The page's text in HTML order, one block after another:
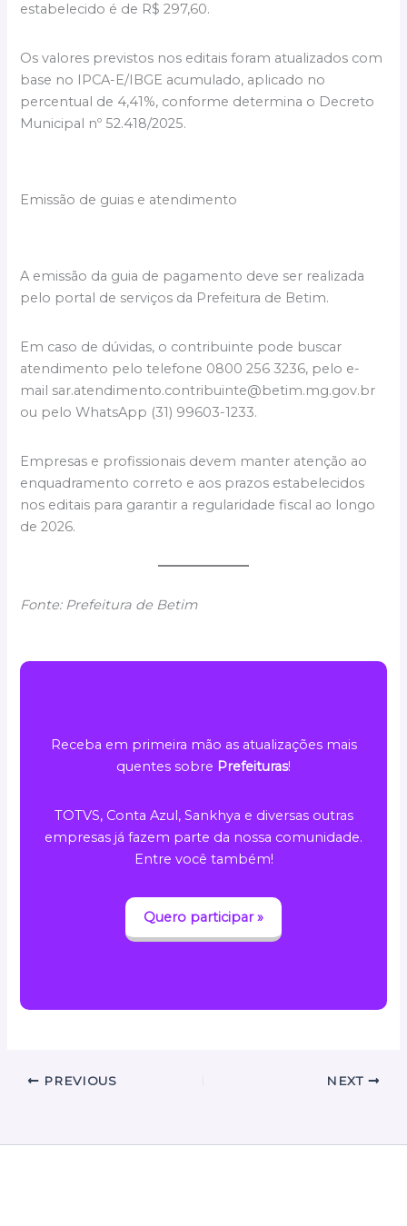
estabelecido é de R$ 297,60.
Os valores previstos nos editais foram atualizados com
base no IPCA-E/IBGE acumulado, aplicado no
percentual de 4,41%, conforme determina o Decreto
Municipal nº 52.418/2025.
Emissão de guias e atendimento
A emissão da guia de pagamento deve ser realizada
pelo portal de serviços da Prefeitura de Betim.
Em caso de dúvidas, o contribuinte pode buscar
atendimento pelo telefone 0800 256 3236, pelo e-
mail sar.atendimento.contribuinte@betim.mg.gov.br
ou pelo WhatsApp (31) 99603-1233.
Empresas e profissionais devem manter atenção ao
enquadramento correto e aos prazos estabelecidos
nos editais para garantir a regularidade fiscal ao longo
de 2026.
Fonte: Prefeitura de Betim
Receba em primeira mão as atualizações mais
quentes sobre Prefeituras!
TOTVS, Conta Azul, Sankhya e diversas outras
empresas já fazem parte da nossa comunidade.
Entre você também!
Quero participar »
PREVIOUS NEXT